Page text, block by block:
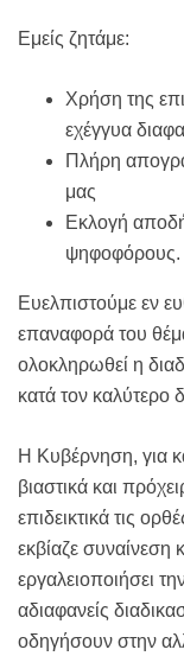
Εμείς ζητάμε:
Χρήση της
εχέγγυα
Πλήρη
μας
Εκλογή
ψηφοφόρους.
Ευελπιστούμε εν
επαναφορά του
ολοκληρωθεί η
κατά τον καλύτερο
Η Κυβέρνηση, για
βιαστικά και
επιδεικτικά τις
εκβίαζε συναίνεση
εργαλειοποιήσει
αδιαφανείς
οδηγήσουν στην